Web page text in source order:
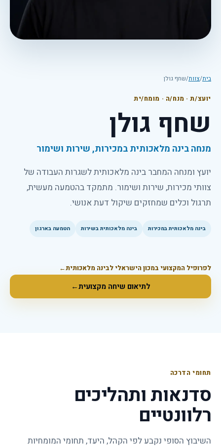
בית/צוות/שחף גולן
יועצ/ת · מנח/ה · מומח/ית
שחף גולן
מנחה בינה מלאכותית במכירות, שירות ושימור
יועץ ומנחה המחבר בינה מלאכותית לשגרות העבודה של
צוותי מכירות, שירות ושימור. מתמקד בהטמעה מעשית,
תרגול וכלים שמחזקים שיקול דעת אנושי.
בינה מלאכותית במכירות בינה מלאכותית בשירות הטמעה בארגון
לפרופיל המקצועי במכון הישראלי לבינה מלאכותית←
לתיאום שיחה מקצועית←
תחומי הדרכה
סדנאות ותהליכים
רלוונטיים
השיבוץ הסופי נקבע לפי הקהל, היעד, תחומי המומחיות